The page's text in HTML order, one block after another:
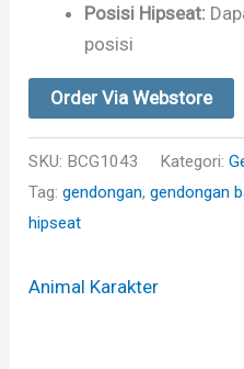
Posisi Hipseat:
posisi
Order Via Webstore
SKU: BCG1043 Kategori:
Tag:gendongan,gendongan
hipseat
Animal Karakter